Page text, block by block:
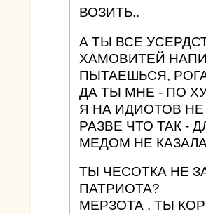
ВОЗИТЬ..
А ТЫ ВСЕ
ХАМОВИТЕЙ
ПЫТАЕШЬСЯ,
ДА ТЫ МНЕ - ПО
Я НА ИДИОТОВ
РАЗВЕ ЧТО ТАК -
МЕДОМ НЕ
ТЫ ЧЕСОТКА НЕ
ПАТРИОТА?
МЕРЗОТА . ТЫ